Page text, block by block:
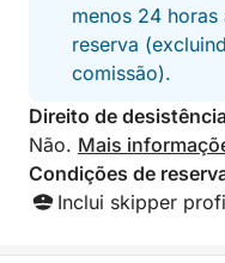
menos 24
reserva
comissão).
Direito de
Não. Mais
Condições de
Inclui skipper